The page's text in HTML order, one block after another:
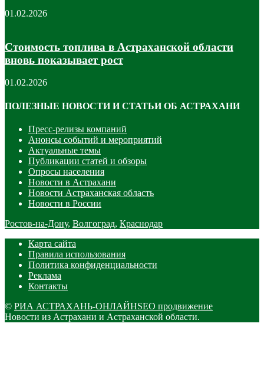
01.02.2026
Стоимость топлива в Астраханской области
вновь показывает рост
01.02.2026
ПОЛЕЗНЫЕ НОВОСТИ И СТАТЬИ ОБ АСТРАХАНИ
Пресс-релизы компаний
Анонсы событий и мероприятий
Актуальные темы
Публикации статей и обзоры
Опросы населения
Новости в Астрахани
Новости Астраханская область
Новости в России
Ростов-на-Дону, Волгоград, Краснодар
Карта сайта
Правила использования
Политика конфиденциальности
Реклама
Контакты
© РИА АСТРАХАНЬ-ОНЛАЙНSEO продвижение
Новости из Астрахани и Астраханской области.